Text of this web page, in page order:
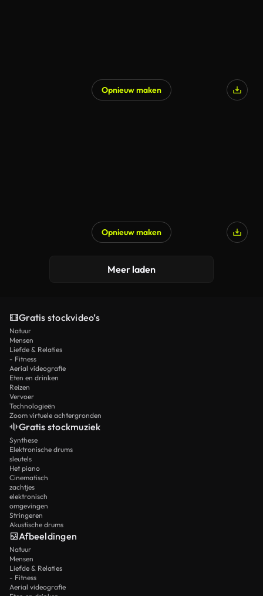
Opnieuw maken
Opnieuw maken
Meer laden
Gratis stockvideo’s
Natuur
Mensen
Liefde & Relaties
- Fitness
Aerial videografie
Eten en drinken
Reizen
Vervoer
Technologieën
Zoom virtuele achtergronden
Gratis stockmuziek
Synthese
Elektronische drums
sleutels
Het piano
Cinematisch
zachtjes
elektronisch
omgevingen
Stringeren
Akustische drums
Afbeeldingen
Natuur
Mensen
Liefde & Relaties
- Fitness
Aerial videografie